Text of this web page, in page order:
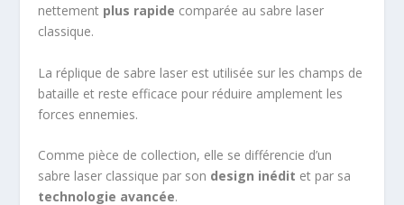
nettement plus rapide comparée au sabre laser
classique.
La réplique de sabre laser est utilisée sur les champs de
bataille et reste efficace pour réduire amplement les
forces ennemies.
Comme pièce de collection, elle se différencie d’un
sabre laser classique par son design inédit et par sa
technologie avancée.